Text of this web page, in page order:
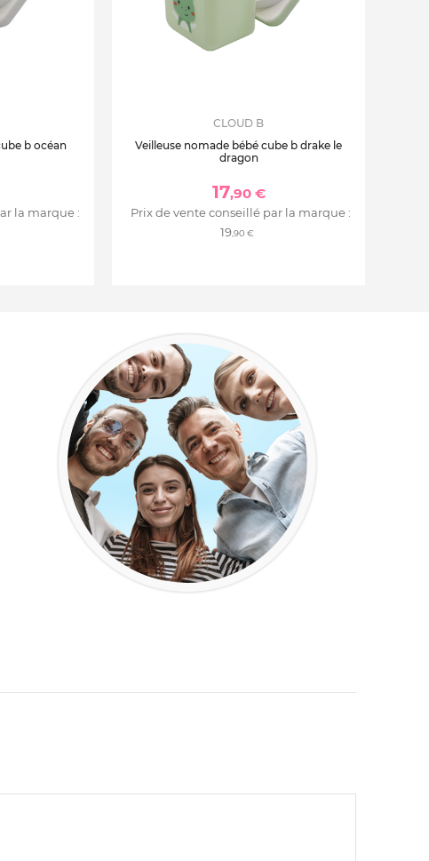
b océan
la marque :
CLOUD B
Veilleuse nomade bébé cube b drake le
dragon
17,90 €
Prix de vente conseillé par la marque :
19,90 €